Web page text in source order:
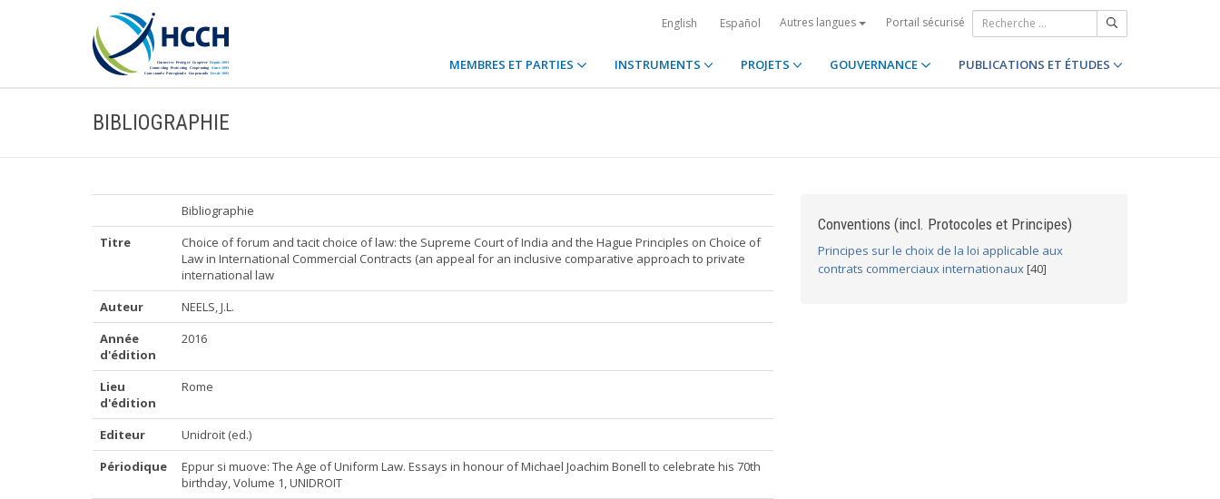
English Español Autres langues Portail sécurisé
MEMBRES ET PARTIES INSTRUMENTS PROJETS GOUVERNANCE PUBLICATIONS ET ÉTUDES
BIBLIOGRAPHIE
Bibliographie
Titre
Choice of forum and tacit choice of law: the Supreme Court of India and the Hague Principles on Choice of
Law in International Commercial Contracts (an appeal for an inclusive comparative approach to private
international law
Auteur
NEELS, J.L.
Année
d'édition
2016
Lieu
d'édition
Rome
Editeur
Unidroit (ed.)
Périodique
Eppur si muove: The Age of Uniform Law. Essays in honour of Michael Joachim Bonell to celebrate his 70th
birthday, Volume 1, UNIDROIT
Conventions (incl. Protocoles et Principes)
Principes sur le choix de la loi applicable aux
contrats commerciaux internationaux[40]